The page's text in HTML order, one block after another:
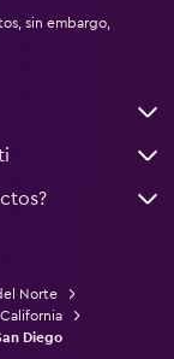
sin embargo,
Norte
Diego